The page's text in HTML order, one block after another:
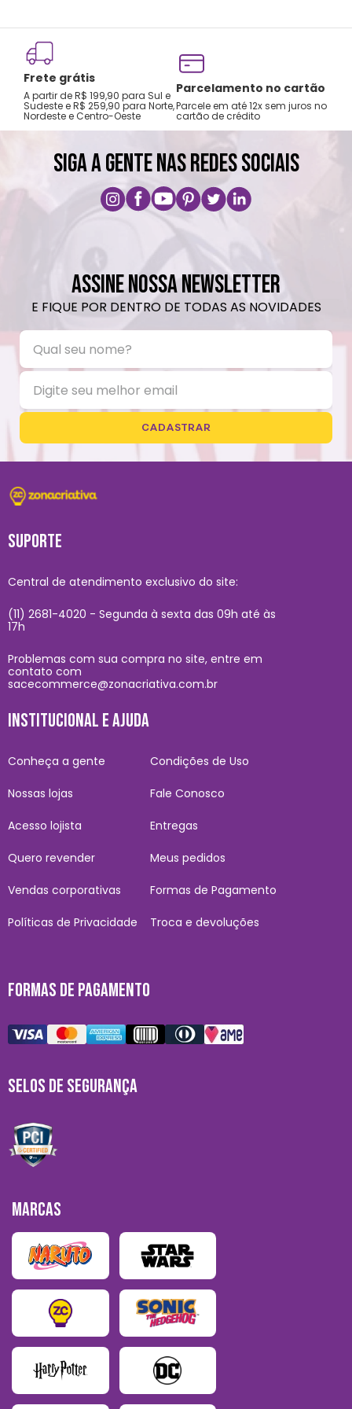
Não recomendado colocar no freezer.
Não vai á lava-louças, nem ao micro-
ondas.
Não utilizar produtos químicos e abrasivos.
Frete grátis
A partir de R$ 199,90 para Sul e
Sudeste e R$ 259,90 para Norte,
Nordeste e Centro-Oeste
Parcelamento no cartão
Parcele em até 12x sem juros no
cartão de crédito
SIGA A GENTE NAS REDES SOCIAIS
ASSINE NOSSA NEWSLETTER
E FIQUE POR DENTRO DE TODAS AS NOVIDADES
CADASTRAR
SUPORTE
Central de atendimento exclusivo do site:
(11) 2681-4020 - Segunda à sexta das 09h até às
17h
Problemas com sua compra no site, entre em
contato com
sacecommerce@zonacriativa.com.br
INSTITUCIONAL E AJUDA
Conheça a gente
Nossas lojas
Acesso lojista
Quero revender
Vendas corporativas
Políticas de Privacidade
Condições de Uso
Fale Conosco
Entregas
Meus pedidos
Formas de Pagamento
Troca e devoluções
FORMAS DE PAGAMENTO
SELOS DE SEGURANÇA
MARCAS